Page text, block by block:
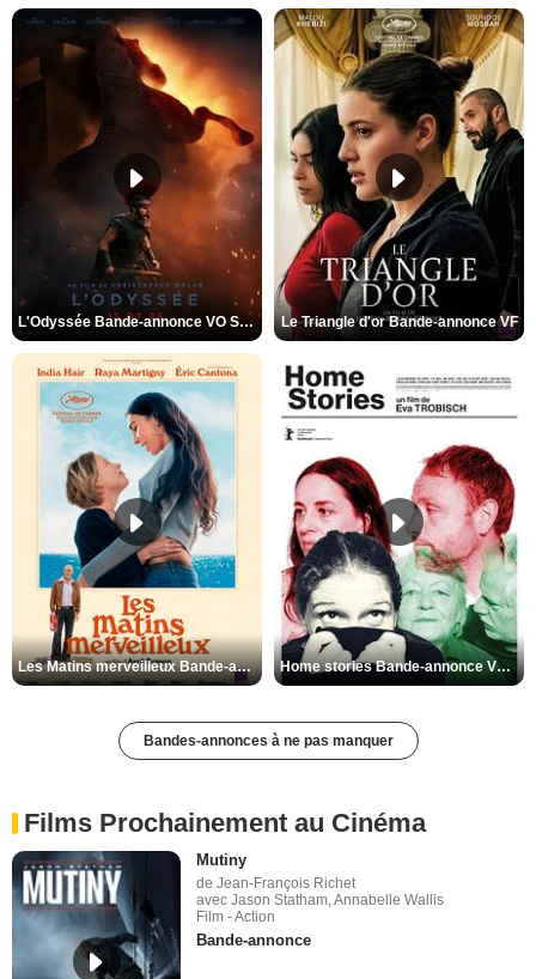
L'Odyssée Bande-annonce VO STFR Le Triangle d'or Bande-annonce VF
Les Matins merveilleux Bande-annonce VF Home stories Bande-annonce VO STFR
Bandes-annonces à ne pas manquer
Films Prochainement au Cinéma
Mutiny
de Jean-François Richet
avec Jason Statham, Annabelle Wallis
Film - Action
Bande-annonce